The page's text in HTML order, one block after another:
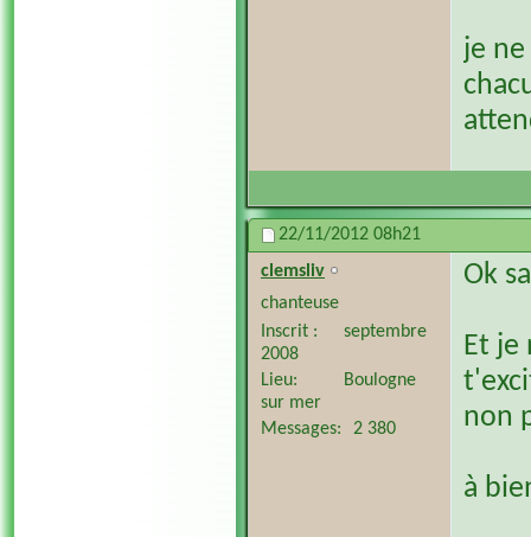
je ne
22/11/2012 08h21
clemsliv
chanteuse
Inscrit
septembre
2008
Lieu
Boulogne
sur mer
Messages
2 380
Ok
Et je
non
à